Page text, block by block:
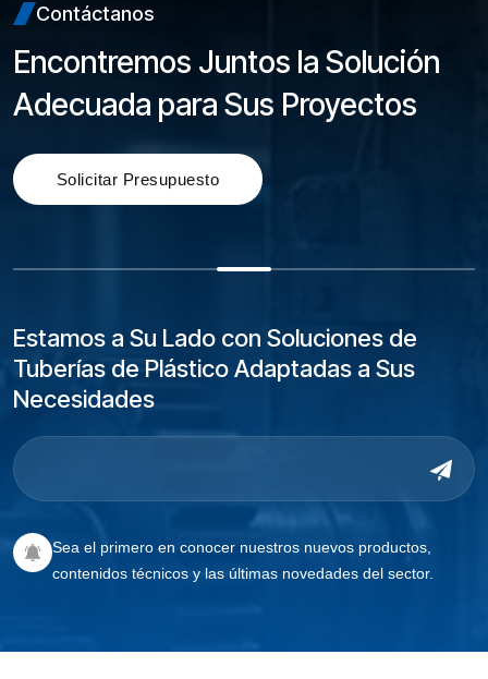
Contáctanos
Encontremos Juntos la Solución
Adecuada para Sus Proyectos
Estamos a Su Lado con Soluciones de
Tuberías de Plástico Adaptadas a Sus
Necesidades
Sea el primero en conocer nuestros nuevos productos,
contenidos técnicos y las últimas novedades del sector.